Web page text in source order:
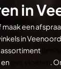
in
een
in
en
.